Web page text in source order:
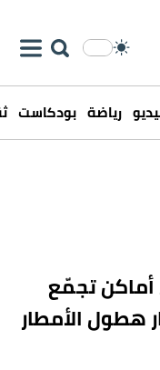
رياضة بودكاست
أماكن تجمّع
هطول الأمطار